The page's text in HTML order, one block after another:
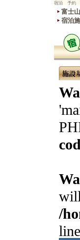
宿泊 予約
富士
宿泊
/
line